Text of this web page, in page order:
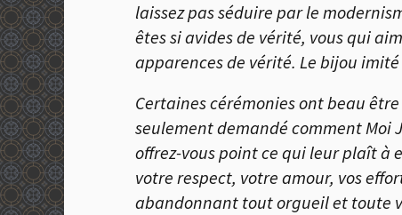
laissez pas séduire par le
êtes si avides de vérité, vous qui
apparences de vérité. Le bijou
Certaines cérémonies ont beau
seulement demandé comment Moi
offrez-vous point ce qui leur plaît à
votre respect, votre amour, vos
abandonnant tout orgueil et toute